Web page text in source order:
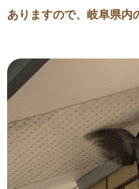
野さんには墓石や彫刻の
ても感謝しています。
す」 お施主様の温かい
本当に心から感謝して
ありますので、岐阜県内
瀬戸市上半田川町出身
ゃいますのでとてもご縁
町で文字彫刻の依頼を受
行きました。 地域の村墓
が建立したお墓が数基あ
立をしたことを覚えてい